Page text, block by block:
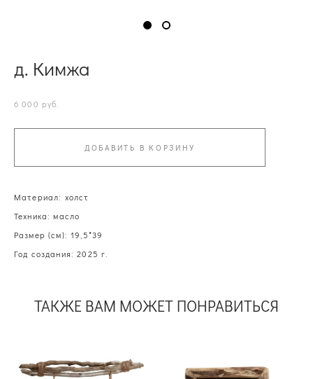
д. Кимжа
6 000 pуб.
ДОБАВИТЬ В КОРЗИНУ
Материал: холст
Техника: масло
Размер (см): 19,5*39
Год создания: 2025 г.
ТАКЖЕ ВАМ МОЖЕТ ПОНРАВИТЬСЯ